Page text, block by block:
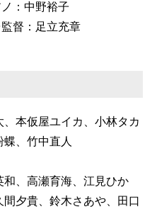
：中野裕子
督：足立充章
本仮屋ユイカ、小林タカ
、竹中直人
、高瀬育海、江見ひか
夕貴、鈴木さあや、田口